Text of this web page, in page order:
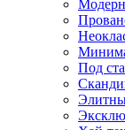
Модерн
Под